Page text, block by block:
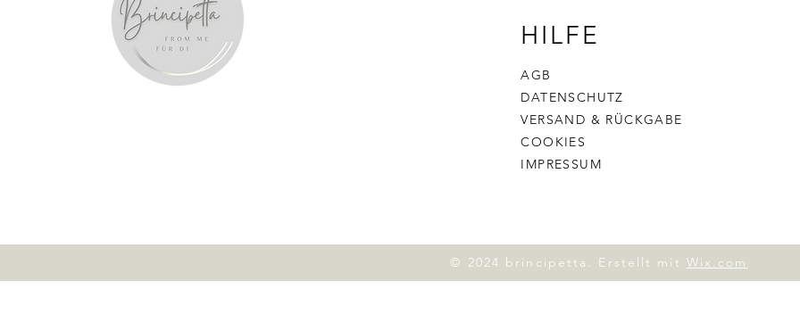
HILFE
AGB
DATENSCHUTZ
VERSAND & RÜCKGABE
COOKIES
IMPRESSUM
© 2024 brincipetta. Erstellt mit Wix.com